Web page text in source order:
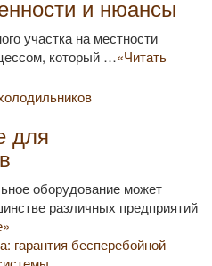
и нюансы
участка на местности
который …«Читать
для
оборудование может
различных предприятий